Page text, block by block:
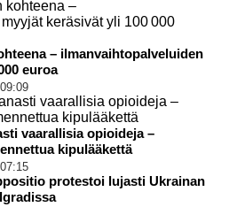
– ilmanvaihtopalveluiden
euroa
vaarallisia opioideja –
kipulääkettä
protestoi lujasti Ukrainan